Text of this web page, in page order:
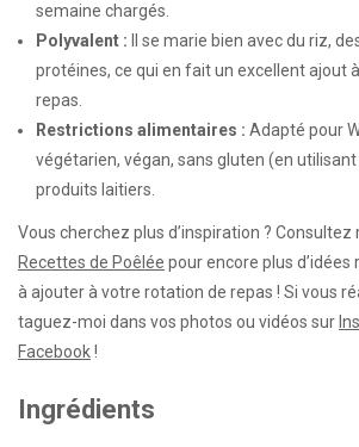
semaine chargés.
Polyvalent : Il se marie bien avec du riz,
protéines, ce qui en fait un excellent ajout
repas.
Restrictions alimentaires : Adapté pour
végétarien, végan, sans gluten (en
produits laitiers.
Vous cherchez plus d’inspiration ? Consultez
Recettes de Poêlée pour encore plus
à ajouter à votre rotation de repas ! Si vous
taguez-moi dans vos photos ou vidéos sur
Facebook!
Ingrédients